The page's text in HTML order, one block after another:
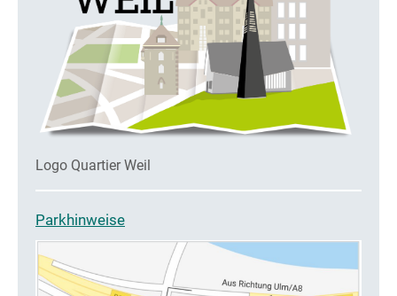
Logo Quartier Weil
Parkhinweise